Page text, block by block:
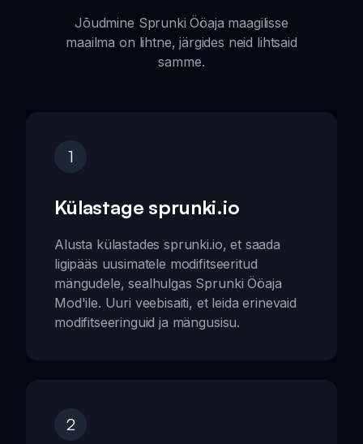
Jõudmine Sprunki Ööaja maagilisse
maailma on lihtne, järgides neid lihtsaid
samme.
1
Külastage sprunki.io
Alusta külastades sprunki.io, et saada
ligipääs uusimatele modifitseeritud
mängudele, sealhulgas Sprunki Ööaja
Mod'ile. Uuri veebisaiti, et leida erinevaid
modifitseeringuid ja mängusisu.
2